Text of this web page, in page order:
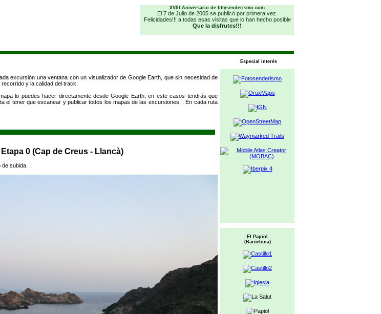
XVIII Aniversario de bttysenderismo.com
El 7 de Julio de 2005 se publicó por primera vez.
Felicidades!!! a todas esas visitas que lo han hecho posible
Que la disfrutes!!!
excursión una ventana con un visualizador de Google Earth, que sin necesidad de
y la calidad del track.
lo puedes hacer directamente desde Google Earth, en este casos tendrás que
el tener que escanear y publicar todos los mapas de las excursiones. . En cada ruta
0 (Cap de Creus - Llancà)
subida.
Especial interés
El Papiol
(Barcelona)